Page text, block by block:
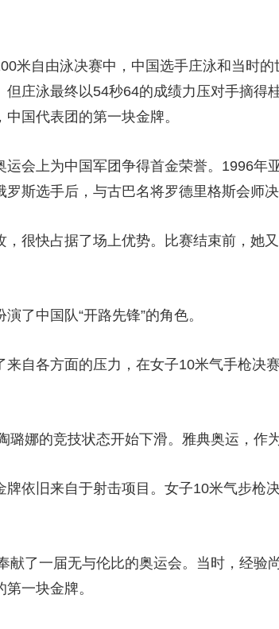
自由泳决赛中，中国选手庄泳和当时的
庄泳最终以54秒64的成绩力压对手摘得
国代表团的第一块金牌。
上为中国军团争得首金荣誉。1996年
斯选手后，与古巴名将罗德里格斯会师决
快占据了场上优势。比赛结束前，她
中国队“开路先锋”的角色。
各方面的压力，在女子10米气手枪决
娜的竞技状态开始下滑。雅典奥运，作为
旧来自于射击项目。女子10米气步枪
了一届无与伦比的奥运会。当时，经验
一块金牌。